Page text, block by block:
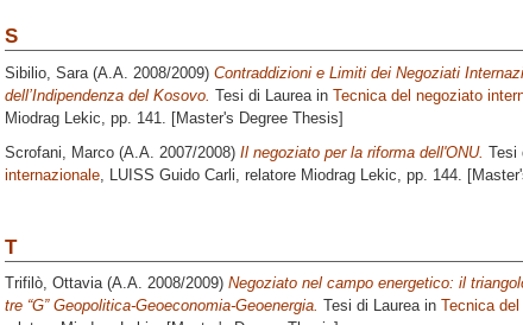
S
Sibilio, Sara (A.A. 2008/2009) Contraddizioni e Limiti dei Negoziati
dell’Indipendenza del Kosovo. Tesi di Laurea in Tecnica del negoziato
Miodrag Lekic , pp. 141. [Master's Degree Thesis]
Scrofani, Marco (A.A. 2007/2008) Il negoziato per la riforma dell'ONU. Tesi
internazionale, LUISS Guido Carli, relatore Miodrag Lekic, pp. 144.
T
Trifilò, Ottavia(A.A. 2008/2009) Negoziato nel campo energetico: il
tre “G” Geopolitica-Geoeconomia-Geoenergia. Tesi di Laurea in Tecnica